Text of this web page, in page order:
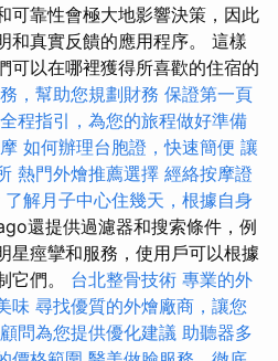
可靠性會極大地影響決策，因此
和真實反饋的應用程序。 這樣
可以在哪裡獲得所喜歡的住宿的
，幫助您規劃財務 保證第一頁
程指引，為您的旅程做好準備
如何辦理台胞證，快速簡便 讓
熱門外燴推薦選擇 經絡按摩證
了解月子中心住幾天，根據自身
還提供過濾器和搜索條件，例
星痙攣和服務，使用戶可以根據
它們。 台北整骨技術 專業的外
味 尋找優質的外燴廠商，讓您
問為您提供優化建議 助聽器多